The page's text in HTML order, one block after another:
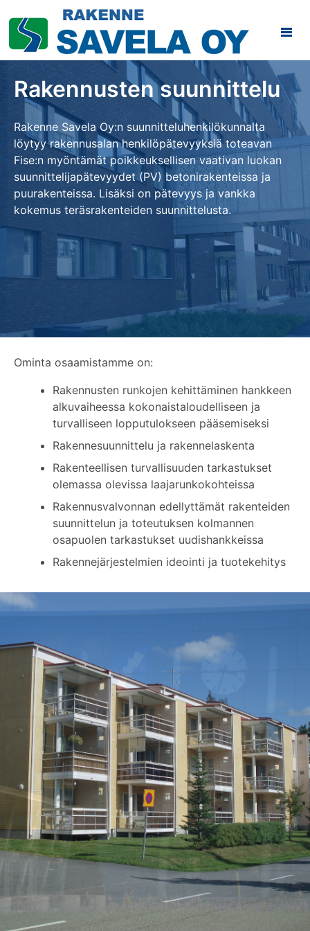
Rakennusten suunnittelu
Rakenne Savela Oy:n suunnitteluhenkilökunnalta
löytyy rakennusalan henkilöpätevyyksiä toteavan
Fise:n myöntämät poikkeuksellisen vaativan luokan
suunnittelijapätevyydet (PV) betonirakenteissa ja
puurakenteissa. Lisäksi on pätevyys ja vankka
kokemus teräsrakenteiden suunnittelusta.
Ominta osaamistamme on:
Rakennusten runkojen kehittäminen hankkeen
alkuvaiheessa kokonaistaloudelliseen ja
turvalliseen lopputulokseen pääsemiseksi
Rakennesuunnittelu ja rakennelaskenta
Rakenteellisen turvallisuuden tarkastukset
olemassa olevissa laajarunkokohteissa
Rakennusvalvonnan edellyttämät rakenteiden
suunnittelun ja toteutuksen kolmannen
osapuolen tarkastukset uudishankkeissa
Rakennejärjestelmien ideointi ja tuotekehitys